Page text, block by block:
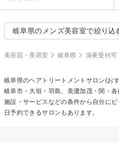
岐阜県のメンズ美容室で絞り込
美容院・美容室 岐阜県 深夜受付可
岐阜県のヘアトリートメント サロン(お
岐阜市・大垣・羽島、美濃加茂・関・
施設・サービスなどの条件から自分に
日予約できるサロンもあります。